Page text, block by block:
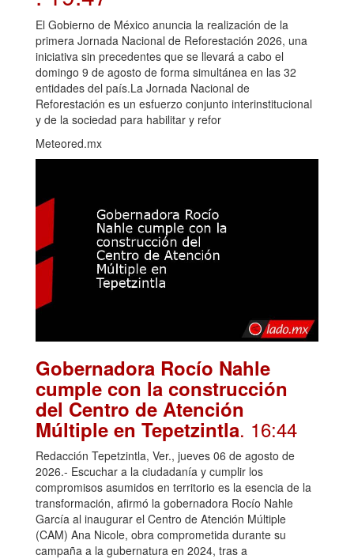
El Gobierno de México anuncia la realización de la
primera Jornada Nacional de Reforestación 2026, una
iniciativa sin precedentes que se llevará a cabo el
domingo 9 de agosto de forma simultánea en las 32
entidades del país.La Jornada Nacional de
Reforestación es un esfuerzo conjunto interinstitucional
y de la sociedad para habilitar y refor
Meteored.mx
Gobernadora Rocío Nahle
cumple con la construcción
del Centro de Atención
Múltiple en Tepetzintla. 16:44
Redacción Tepetzintla, Ver., jueves 06 de agosto de
2026.- Escuchar a la ciudadanía y cumplir los
compromisos asumidos en territorio es la esencia de la
transformación, afirmó la gobernadora Rocío Nahle
García al inaugurar el Centro de Atención Múltiple
(CAM) Ana Nicole, obra comprometida durante su
campaña a la gubernatura en 2024, tras a